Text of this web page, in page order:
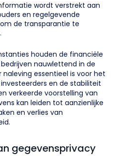
wordt verstrekt aan
en regelgevende
de transparantie te
houden de financiële
nauwlettend in de
naleving essentieel is voor het
en de stabiliteit
verkeerde voorstelling van
kan leiden tot aanzienlijke
en verlies van
gegevensprivacy